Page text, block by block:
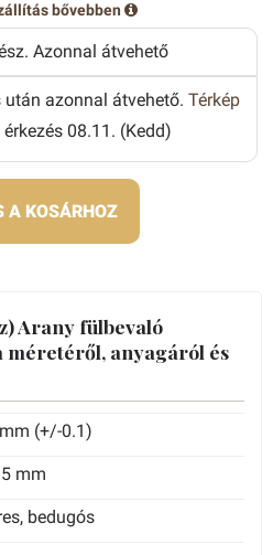
bővebben
Azonnal átvehető
után azonnal átvehető. Térkép
08.11. (Kedd)
A KOSÁRHOZ
Arany fülbevaló
méretéről, anyagáról és
(+/-0.1)
mm
bedugós